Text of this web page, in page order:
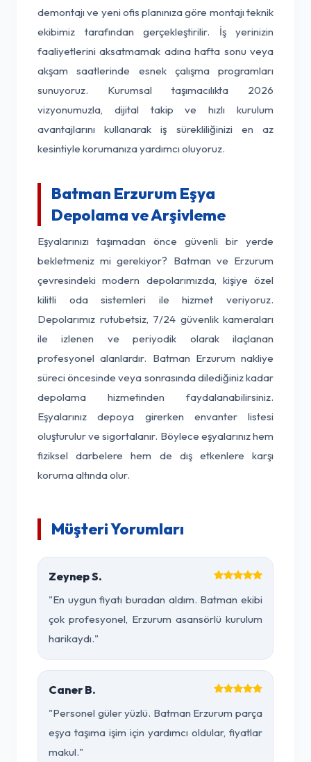
demontajı ve yeni ofis planınıza göre montajı teknik
ekibimiz tarafından gerçekleştirilir. İş yerinizin
faaliyetlerini aksatmamak adına hafta sonu veya
akşam saatlerinde esnek çalışma programları
sunuyoruz. Kurumsal taşımacılıkta 2026
vizyonumuzla, dijital takip ve hızlı kurulum
avantajlarını kullanarak iş sürekliliğinizi en az
kesintiyle korumanıza yardımcı oluyoruz.
Batman Erzurum Eşya
Depolama ve Arşivleme
Eşyalarınızı taşımadan önce güvenli bir yerde
bekletmeniz mi gerekiyor? Batman ve Erzurum
çevresindeki modern depolarımızda, kişiye özel
kilitli oda sistemleri ile hizmet veriyoruz.
Depolarımız rutubetsiz, 7/24 güvenlik kameraları
ile izlenen ve periyodik olarak ilaçlanan
profesyonel alanlardır. Batman Erzurum nakliye
süreci öncesinde veya sonrasında dilediğiniz kadar
depolama hizmetinden faydalanabilirsiniz.
Eşyalarınız depoya girerken envanter listesi
oluşturulur ve sigortalanır. Böylece eşyalarınız hem
fiziksel darbelere hem de dış etkenlere karşı
koruma altında olur.
Müşteri Yorumları
Zeynep S.
"En uygun fiyatı buradan aldım. Batman ekibi
çok profesyonel, Erzurum asansörlü kurulum
harikaydı."
Caner B.
"Personel güler yüzlü. Batman Erzurum parça
eşya taşıma işim için yardımcı oldular, fiyatlar
makul."